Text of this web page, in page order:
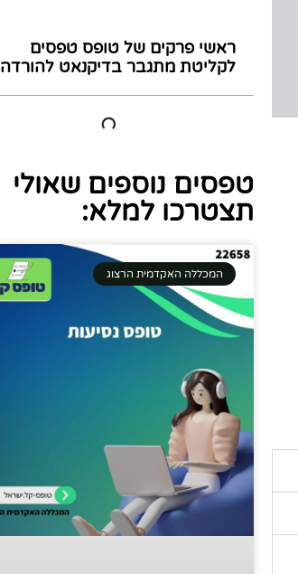
ראשי פרקים של טופס טפסים
לקליטת מתגבר בדיקנאט להורדה
טפסים נוספים שאולי
תצטרכו למלא:
המכללה האקדמית הרצוג